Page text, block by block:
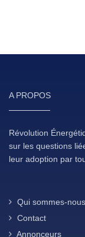
A PROPOS
Révolution
sur les questions
leur adoption par
Qui sommes-
Contact
Annonceurs